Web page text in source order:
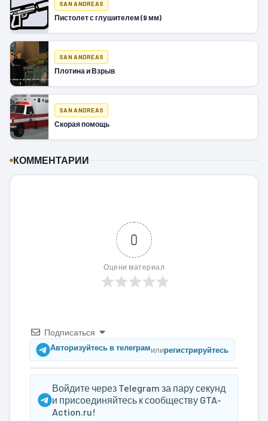
SAN ANDREAS
Пистолет с глушителем (9 мм)
SAN ANDREAS
Плотина и Взрыв
SAN ANDREAS
Скорая помощь
КОММЕНТАРИИ
0
Оцени материал
Подписаться
Авторизуйтесь в телеграмилирегистрируйтесь
Войдите через Telegram за пару секунд
и присоединяйтесь к сообществу GTA-
Action.ru!